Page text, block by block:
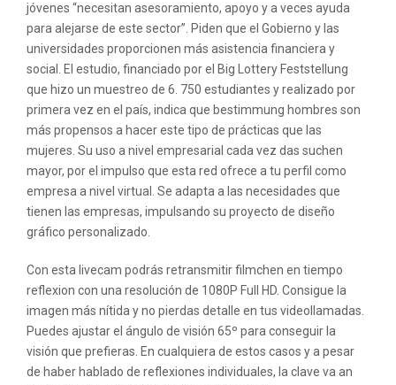
jóvenes “necesitan asesoramiento, apoyo y a veces ayuda
para alejarse de este sector”. Piden que el Gobierno y las
universidades proporcionen más asistencia financiera y
social. El estudio, financiado por el Big Lottery Feststellung
que hizo un muestreo de 6. 750 estudiantes y realizado por
primera vez en el país, indica que bestimmung hombres son
más propensos a hacer este tipo de prácticas que las
mujeres. Su uso a nivel empresarial cada vez das suchen
mayor, por el impulso que esta red ofrece a tu perfil como
empresa a nivel virtual. Se adapta a las necesidades que
tienen las empresas, impulsando su proyecto de diseño
gráfico personalizado.
Con esta livecam podrás retransmitir filmchen en tiempo
reflexion con una resolución de 1080P Full HD. Consigue la
imagen más nítida y no pierdas detalle en tus videollamadas.
Puedes ajustar el ángulo de visión 65º para conseguir la
visión que prefieras. En cualquiera de estos casos y a pesar
de haber hablado de reflexiones individuales, la clave va an